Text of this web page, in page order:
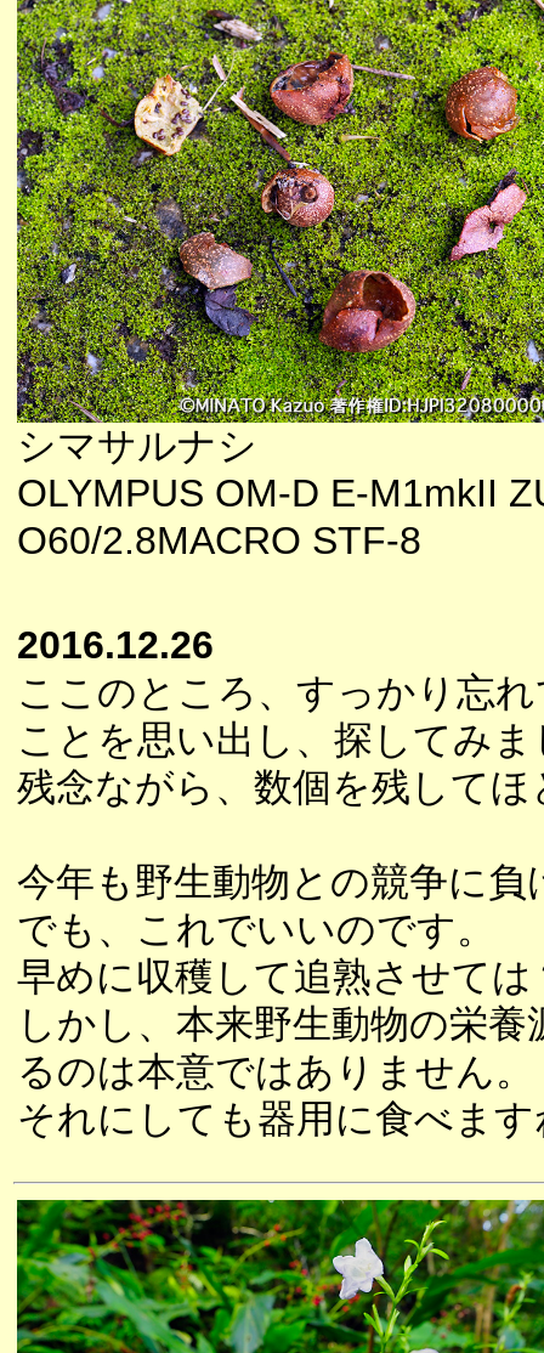
シマサルナシ
OLYMPUS OM-D E-M1mkII
O60/2.8MACRO STF-8
2016.12.26
ここのところ、すっかり忘
ことを思い出し、探してみ
残念ながら、数個を残して
今年も野生動物との競争に
でも、これでいいのです。
早めに収穫して追熟させて
しかし、本来野生動物の栄
るのは本意ではありません。
それにしても器用に食べま